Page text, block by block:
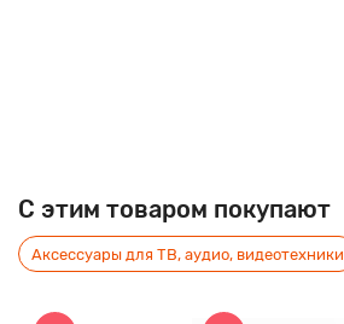
C этим товаром покупают
Аксессуары для ТВ, аудио, видеотехники